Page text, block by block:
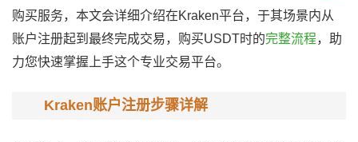
购买服务，本文会详细介绍在Kraken平台，于其场景内从
账户注册起到最终完成交易，购买USDT时的完整流程，助
力您快速掌握上手这个专业交易平台。
Kraken账户注册步骤详解